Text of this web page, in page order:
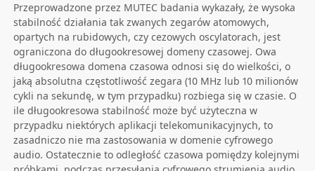
Przeprowadzone przez MUTEC badania wykazały, że wysoka
stabilność działania tak zwanych zegarów atomowych,
opartych na rubidowych, czy cezowych oscylatorach, jest
ograniczona do długookresowej domeny czasowej. Owa
długookresowa domena czasowa odnosi się do wielkości, o
jaką absolutna częstotliwość zegara (10 MHz lub 10 milionów
cykli na sekundę, w tym przypadku) rozbiega się w czasie. O
ile długookresowa stabilność może być użyteczna w
przypadku niektórych aplikacji telekomunikacyjnych, to
zasadniczo nie ma zastosowania w domenie cyfrowego
audio. Ostatecznie to odległość czasowa pomiędzy kolejnymi